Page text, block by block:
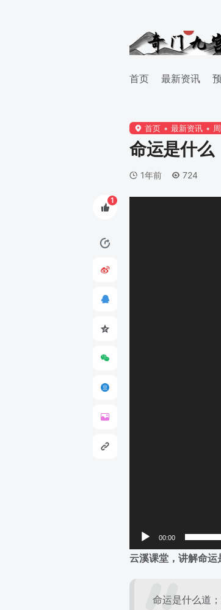
首页 最新资讯
首页 最新资讯
命运是什么
1年前 724
1
00:00
云溪课堂，讲解命运
命运是什么道